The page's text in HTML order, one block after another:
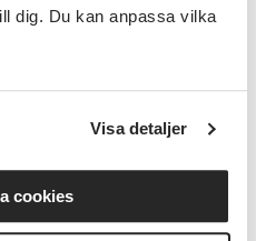
dig. Du kan anpassa vilka
Visa detaljer
cookies
väg till jägarexamen"
våra ledare med stort
inom jakt och natur.
jakt och av att vara